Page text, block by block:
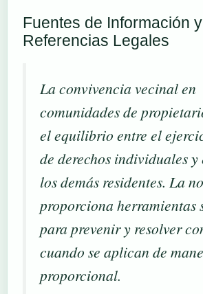
Fuentes de Información y
Referencias Legales
La convivencia vecinal en
comunidades de
el equilibrio entre el
de derechos individuales y
los demás residentes. La
proporciona herramientas
para prevenir y resolver
cuando se aplican de
proporcional.